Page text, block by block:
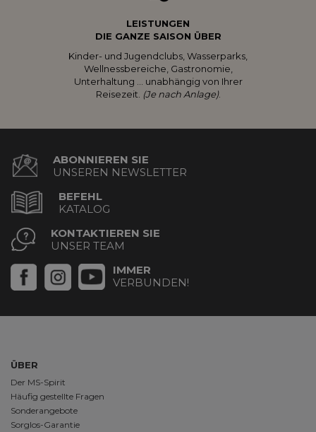
LEISTUNGEN
DIE GANZE SAISON ÜBER
Kinder- und Jugendclubs, Wasserparks,
Wellnessbereiche, Gastronomie,
Unterhaltung … unabhängig von Ihrer
Reisezeit. (Je nach Anlage).
ABONNIEREN SIE
UNSEREN NEWSLETTER
BEFEHL
KATALOG
KONTAKTIEREN SIE
UNSER TEAM
IMMER
VERBUNDEN!
ÜBER
Der MS-Spirit
Häufig gestellte Fragen
Sonderangebote
Sorglos-Garantie